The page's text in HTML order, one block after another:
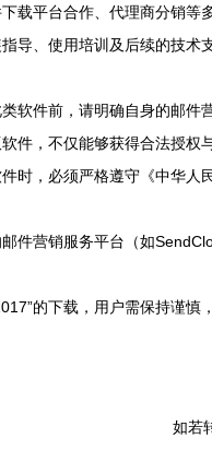
载平台合作、代理商分销等
导、使用培训及后续的技术
软件前，请明确自身的邮
件，不仅能够获得合法授权
件时，必须严格遵守《中华
邮件营销服务平台（如
的下载，用户需保持谨
如若